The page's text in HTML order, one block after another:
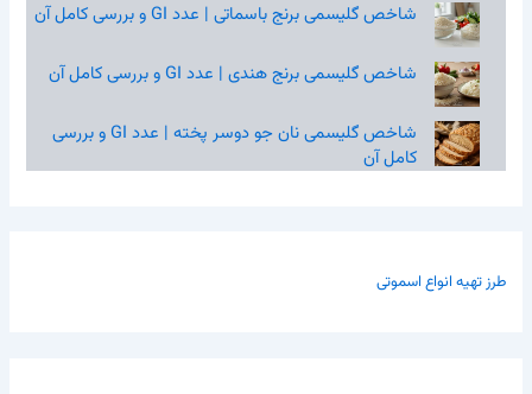
شاخص گلیسمی برنج باسماتی | عدد GI و بررسی کامل آن
شاخص گلیسمی برنج هندی | عدد GI و بررسی کامل آن
شاخص گلیسمی نان جو دوسر پخته | عدد GI و بررسی
کامل آن
طرز تهیه انواع اسموتی